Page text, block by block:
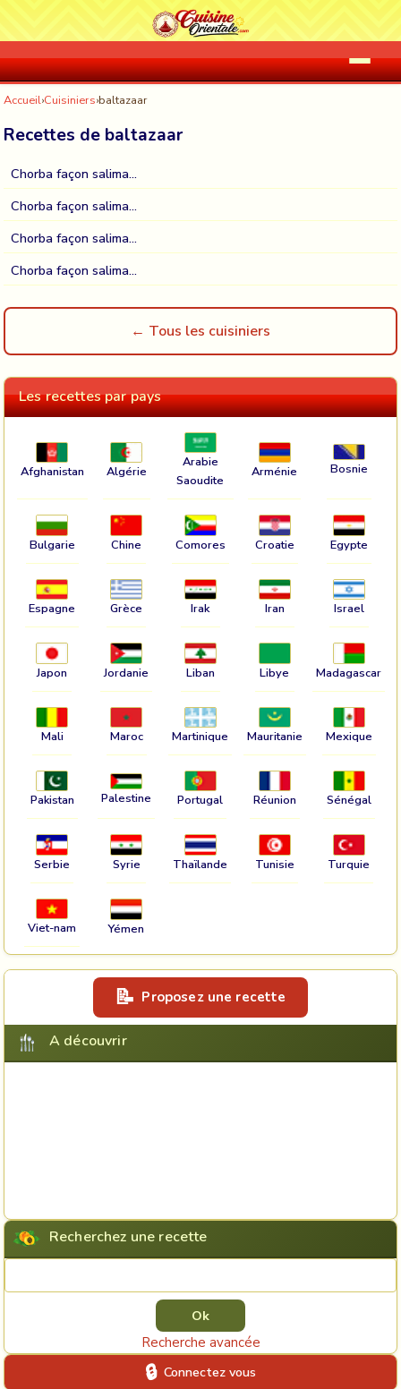
Accueil›Cuisiniers›baltazaar
Recettes de baltazaar
Chorba façon salima...
Chorba façon salima...
Chorba façon salima...
Chorba façon salima...
← Tous les cuisiniers
Les recettes par pays
Afghanistan Algérie
Arabie
Saoudite
Arménie Bosnie
Bulgarie Chine Comores Croatie Egypte
Espagne Grèce Irak Iran Israel
Japon Jordanie Liban Libye Madagascar
Mali Maroc Martinique Mauritanie Mexique
Pakistan Palestine Portugal Réunion Sénégal
Serbie Syrie Thaïlande Tunisie Turquie
Viet-nam Yémen
Proposez une recette
A découvrir
Recherchez une recette
Recherche avancée
Connectez vous